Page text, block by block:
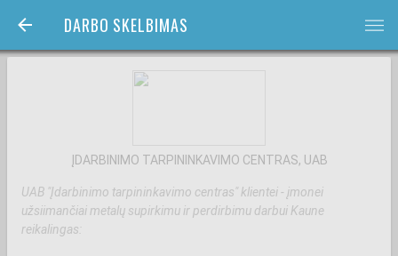
DARBO SKELBIMAS bars
ĮDARBINIMO TARPININKAVIMO CENTRAS, UAB
UAB "Įdarbinimo tarpininkavimo centras" klientei - įmonei
užsiimančiai metalų supirkimu ir perdirbimu darbui Kaune
reikalingas: